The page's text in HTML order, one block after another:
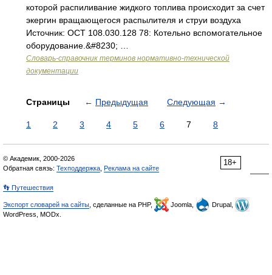
которой распиливание жидкого топлива происходит за счет
экергин вращающегося распылителя и струи воздуха
Источник: ОСТ 108.030.128 78: Котельно вспомогательное
оборудование.&#8230; …
Словарь-справочник терминов нормативно-технической
документации
Страницы ← Предыдущая Следующая →
1 2 3 4 5 6 7 8
18+
© Академик, 2000-2026
Обратная связь: Техподдержка Реклама на сайте
👣 Путешествия
Экспорт словарей на сайты , сделанные на PHP, Joomla,
Drupal,
WordPress, MODx.